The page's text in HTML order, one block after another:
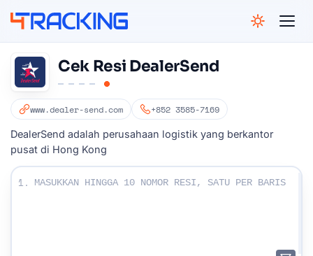
Cek Resi DealerSend
www.dealer-send.com +852 3585-7169
DealerSend adalah perusahaan logistik yang berkantor
pusat di Hong Kong
Masukkan Nomor resi Anda:
1.